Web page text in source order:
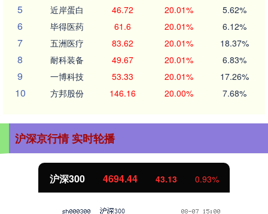
5 近岸蛋白 46.72 20.01% 5.62%
6 毕得医药 61.6 20.01% 6.12%
7 五洲医疗 83.62 20.01% 18.37%
8 耐科装备 49.67 20.01% 6.83%
9 一博科技 53.33 20.01% 17.26%
10 方邦股份 146.16 20.00% 7.68%
沪深京行情 实时轮播
沪深300 4694.44 43.13 0.93%